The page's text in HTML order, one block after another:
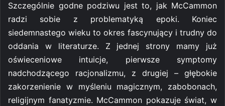
Szczególnie godne podziwu jest to, jak McCammon
radzi sobie z problematyką epoki. Koniec
siedemnastego wieku to okres fascynujący i trudny do
oddania w literaturze. Z jednej strony mamy już
oświeceniowe intuicje, pierwsze symptomy
nadchodzącego racjonalizmu, z drugiej – głębokie
zakorzenienie w myśleniu magicznym, zabobonach,
religijnym fanatyzmie. McCammon pokazuje świat, w